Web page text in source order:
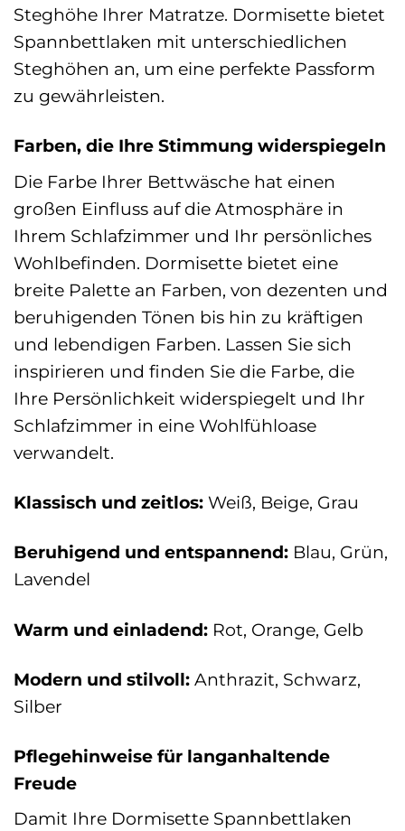
Steghöhe Ihrer Matratze. Dormisette bietet
Spannbettlaken mit unterschiedlichen
Steghöhen an, um eine perfekte Passform
zu gewährleisten.
Farben, die Ihre Stimmung widerspiegeln
Die Farbe Ihrer Bettwäsche hat einen
großen Einfluss auf die Atmosphäre in
Ihrem Schlafzimmer und Ihr persönliches
Wohlbefinden. Dormisette bietet eine
breite Palette an Farben, von dezenten und
beruhigenden Tönen bis hin zu kräftigen
und lebendigen Farben. Lassen Sie sich
inspirieren und finden Sie die Farbe, die
Ihre Persönlichkeit widerspiegelt und Ihr
Schlafzimmer in eine Wohlfühloase
verwandelt.
Klassisch und zeitlos: Weiß, Beige, Grau
Beruhigend und entspannend: Blau, Grün,
Lavendel
Warm und einladend: Rot, Orange, Gelb
Modern und stilvoll: Anthrazit, Schwarz,
Silber
Pflegehinweise für langanhaltende
Freude
Damit Ihre Dormisette Spannbettlaken